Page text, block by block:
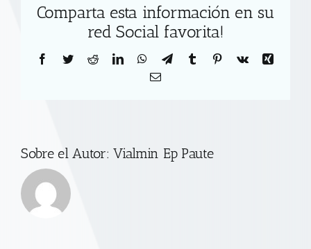
Comparta esta información en su
red Social favorita!
Facebook
TwitterRedditLinkedInWhatsApp
TelegramTumblr Pinterest
Vk
Xing
Correo
Sobre el Autor:Vialmin Ep Paute